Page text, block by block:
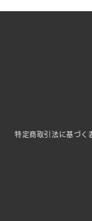
特定商取引法に基づく